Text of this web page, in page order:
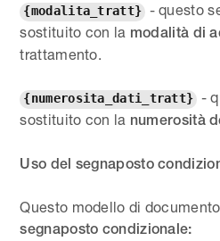
{modalita_tratt} - questo
sostituito con la modalità di
trattamento.
{numerosita_dati_tratt} -
sostituito con la numerosità
Uso del segnaposto
Questo modello di
segnaposto condizionale: